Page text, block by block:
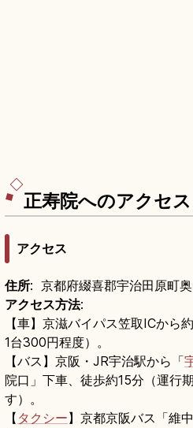
正寿院へのアクセ
アクセス
住所: 京都府綴喜郡宇治田原町
アクセス方法:
【車】京滋バイパス笠取ICから
1台300円程度）。
【バス】京阪・JR宇治駅から「
院口」下車、徒歩約15分（運行
す）。
【 タクシー】京都京阪バス「維